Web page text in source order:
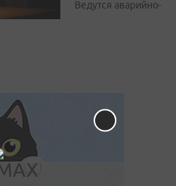
Ведутся аварийно-